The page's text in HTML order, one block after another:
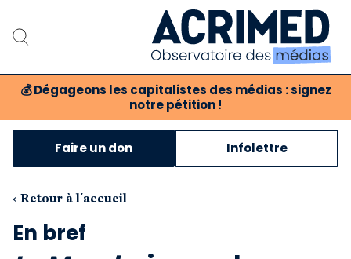
💰 Dégageons les capitalistes des médias : signez
notre pétition !Notre association
Notre critique des médias
Faire un don Infolettre
‹ Retour à l'accueil
En bref